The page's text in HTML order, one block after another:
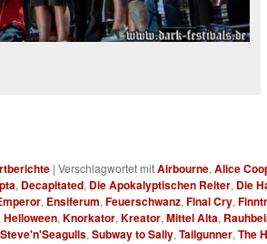
| Verschlagwortet mitAirbourne, Alice
, Decapitated, Die Apokalyptischen Reiter, Die
, Ensiferum, Feuerschwanz, Final Cry,
Helloween, Knorkator, Kreator, Mittel Alta,
Steve'n'Seagulls, Subway to Sally, Tailgunner, The